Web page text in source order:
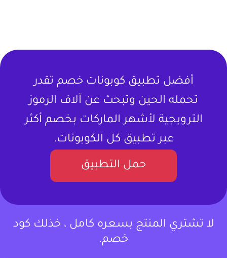
أفضل تطبيق كوبونات خصم تقدر
تحمله الحين وتبحث عن آلاف الرموز
الترويجية لأشهر الماركات بخصم أكثر
عبر تطبيق كل الكوبونات.
حمل التطبيق
لا تشتري المنتج بسعره كامل ، خذلك كود
خصم.